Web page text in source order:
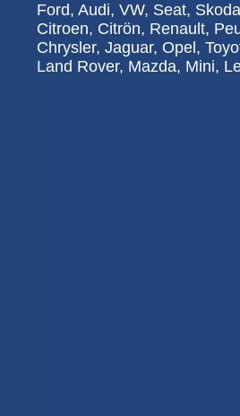
Ford, Audi, VW, Seat,
Citroen, Citrön, Renault,
Chrysler, Jaguar, Opel,
Land Rover, Mazda, Mini,